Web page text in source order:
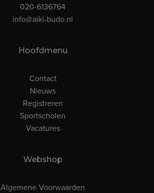
020-6136764
info@aiki-budo.nl
Hoofdmenu
Contact
Nieuws
Registreren
Sportscholen
Vacatures
Webshop
Algemene Voorwaarden